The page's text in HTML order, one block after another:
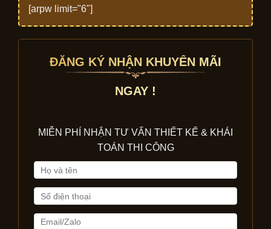
[arpw limit="6"]
ĐĂNG KÝ NHẬN KHUYẾN MÃI
NGAY !
MIỄN PHÍ NHẬN TƯ VẤN THIẾT KẾ & KHÁI
TOÁN THI CÔNG